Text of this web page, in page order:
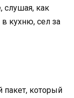
слушая, как
кухню, сел за
пакет, который